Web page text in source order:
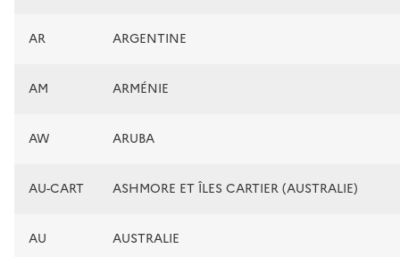
AR ARGENTINE
AM ARMÉNIE
AW ARUBA
AU-CART ASHMORE ET ÎLES CARTIER (AUSTRALIE)
AU AUSTRALIE